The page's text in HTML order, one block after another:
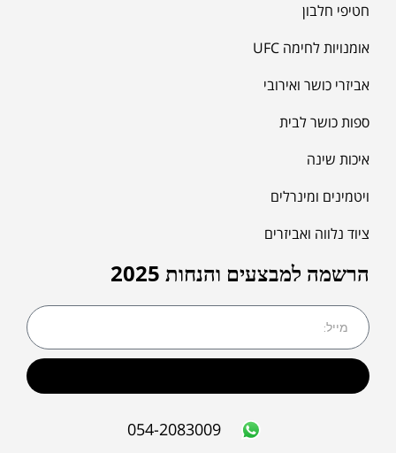
חטיפי חלבון
אומנויות לחימה UFC
אביזרי כושר ואירובי
ספות כושר לבית
איכות שינה
ויטמינים ומינרלים
ציוד נלווה ואביזרים
הרשמה למבצעים והנחות 2025
054-2083009